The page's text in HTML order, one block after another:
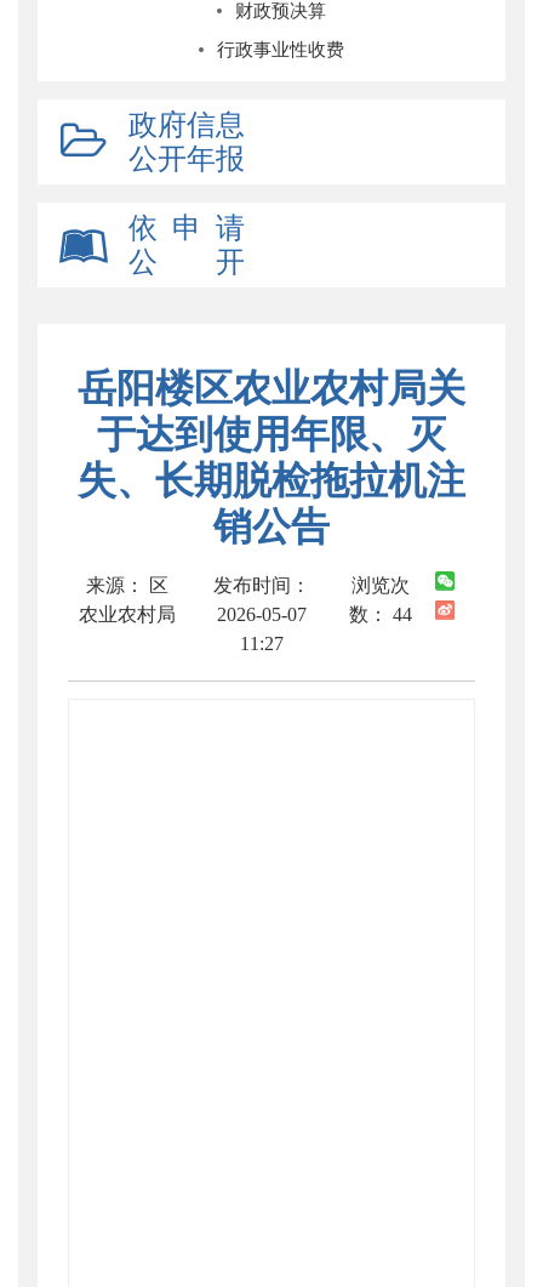
财政预决算
行政事业性收费
政府信息
公开年报
依 申 请
公 开
岳阳楼区农业农村局关
于达到使用年限、灭
失、长期脱检拖拉机注
销公告
来源： 区
农业农村局
发布时间：
2026-05-07
11:27
浏览次
数：44